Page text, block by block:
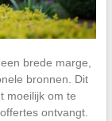
brede marge,
bronnen. Dit
moeilijk om te
ontvangt.